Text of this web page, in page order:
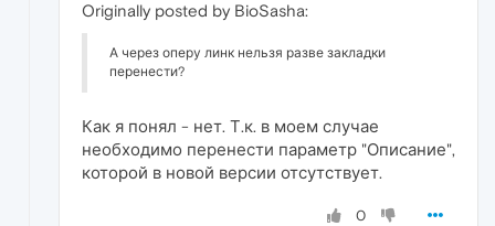
Originally posted by BioSasha:
А через оперу линк нельзя разве закладки
перенести?
Как я понял - нет. Т.к. в моем случае
необходимо перенести параметр "Описание",
которой в новой версии отсутствует.
0